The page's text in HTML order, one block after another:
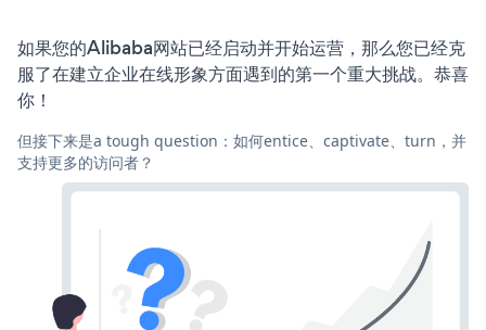
如果您的Alibaba网站已经启动并开始运营，那么您已经克
服了在建立企业在线形象方面遇到的第一个重大挑战。恭喜
你！
但接下来是a tough question：如何entice、captivate、turn，并
支持更多的访问者？